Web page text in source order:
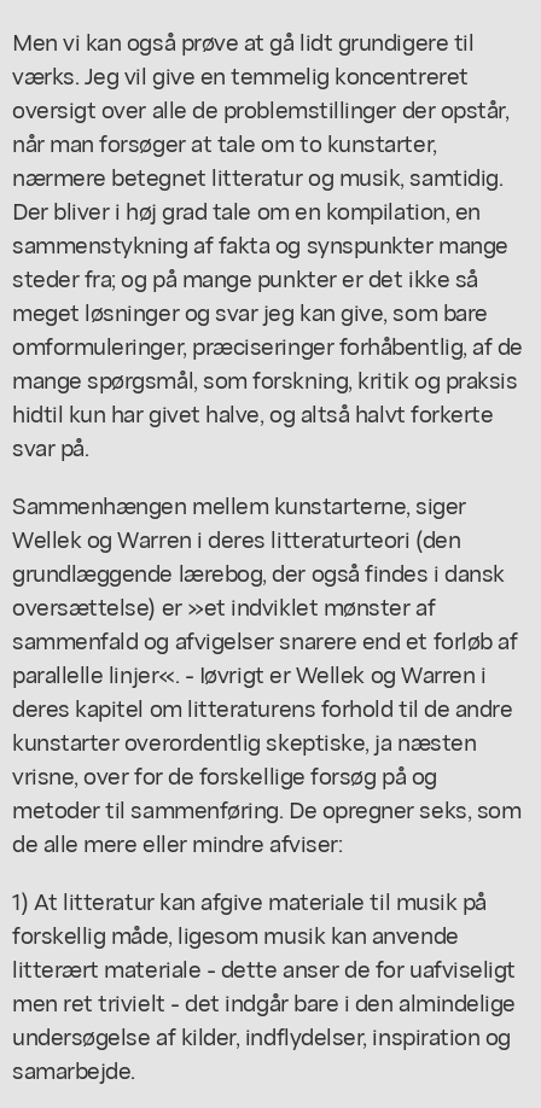
Men vi kan også prøve at gå lidt grundigere til
værks. Jeg vil give en temmelig koncentreret
oversigt over alle de problemstillinger der opstår,
når man forsøger at tale om to kunstarter,
nærmere betegnet litteratur og musik, samtidig.
Der bliver i høj grad tale om en kompilation, en
sammenstykning af fakta og synspunkter mange
steder fra; og på mange punkter er det ikke så
meget løsninger og svar jeg kan give, som bare
omformuleringer, præciseringer forhåbentlig, af de
mange spørgsmål, som forskning, kritik og praksis
hidtil kun har givet halve, og altså halvt forkerte
svar på.
Sammenhængen mellem kunstarterne, siger
Wellek og Warren i deres litteraturteori (den
grundlæggende lærebog, der også findes i dansk
oversættelse) er »et indviklet mønster af
sammenfald og afvigelser snarere end et forløb af
parallelle linjer«. - Iøvrigt er Wellek og Warren i
deres kapitel om litteraturens forhold til de andre
kunstarter overordentlig skeptiske, ja næsten
vrisne, over for de forskellige forsøg på og
metoder til sammenføring. De opregner seks, som
de alle mere eller mindre afviser:
1) At litteratur kan afgive materiale til musik på
forskellig måde, ligesom musik kan anvende
litterært materiale - dette anser de for uafviseligt
men ret trivielt - det indgår bare i den almindelige
undersøgelse af kilder, indflydelser, inspiration og
samarbejde.